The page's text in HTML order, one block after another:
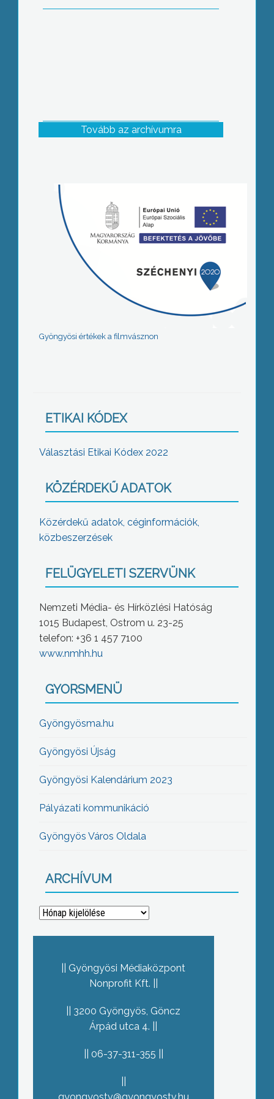
Tovább az archívumra
Gyöngyösi értékek a filmvásznon
ETIKAI KÓDEX
Választási Etikai Kódex 2022
KÖZÉRDEKŰ ADATOK
Közérdekű adatok, céginformációk,
közbeszerzések
FELÜGYELETI SZERVÜNK
Nemzeti Média- és Hírközlési Hatóság
1015 Budapest, Ostrom u. 23-25
telefon: +36 1 457 7100
www.nmhh.hu
GYORSMENÜ
Gyöngyösma.hu
Gyöngyösi Újság
Gyöngyösi Kalendárium 2023
Pályázati kommunikáció
Gyöngyös Város Oldala
ARCHÍVUM
Archívum
Gyöngyösi Médiaközpont
Nonprofit Kft.
3200 Gyöngyös, Göncz
Árpád utca 4.
06-37-311-355